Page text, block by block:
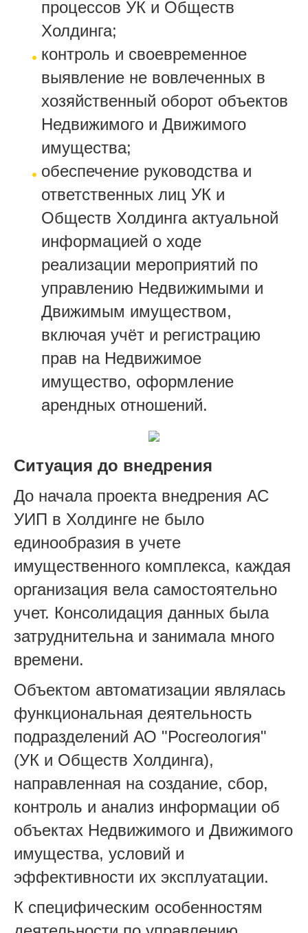
процессов УК и Обществ
Холдинга;
контроль и своевременное
выявление не вовлеченных в
хозяйственный оборот объектов
Недвижимого и Движимого
имущества;
обеспечение руководства и
ответственных лиц УК и
Обществ Холдинга актуальной
информацией о ходе
реализации мероприятий по
управлению Недвижимыми и
Движимым имуществом,
включая учёт и регистрацию
прав на Недвижимое
имущество, оформление
арендных отношений.
Ситуация до внедрения
До начала проекта внедрения АС
УИП в Холдинге не было
единообразия в учете
имущественного комплекса, каждая
организация вела самостоятельно
учет. Консолидация данных была
затруднительна и занимала много
времени.
Объектом автоматизации являлась
функциональная деятельность
подразделений АО "Росгеология"
(УК и Обществ Холдинга),
направленная на создание, сбор,
контроль и анализ информации об
объектах Недвижимого и Движимого
имущества, условий и
эффективности их эксплуатации.
К специфическим особенностям